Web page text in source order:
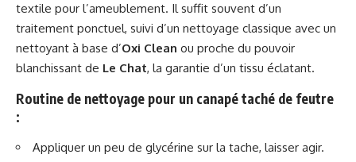
textile pour l’ameublement. Il suffit souvent d’un
traitement ponctuel, suivi d’un nettoyage classique avec un
nettoyant à base d’Oxi Clean ou proche du pouvoir
blanchissant de Le Chat, la garantie d’un tissu éclatant.
Routine de nettoyage pour un canapé taché de feutre
:
Appliquer un peu de glycérine sur la tache, laisser agir.